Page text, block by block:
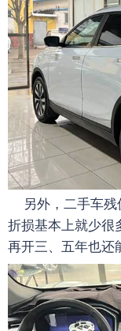
另外，二手车残
折损基本上就少很
再开三、五年也还